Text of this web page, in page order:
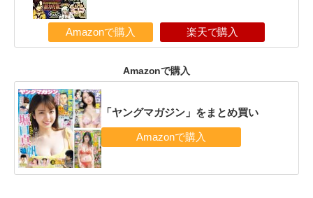
Amazonで購入 楽天で購入
Amazonで購入
「ヤングマガジン」をまとめ買い